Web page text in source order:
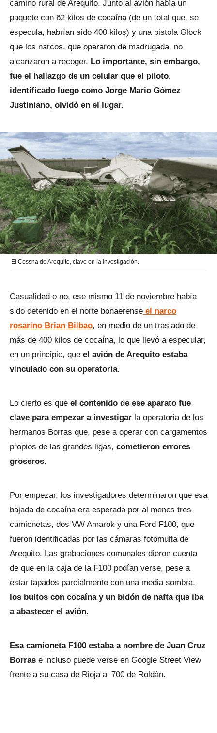
camino rural de Arequito. Junto al avión había un
paquete con 62 kilos de cocaína (de un total que, se
especula, habrían sido 400 kilos) y una pistola Glock
que los narcos, que operaron de madrugada, no
alcanzaron a recoger. Lo importante, sin embargo,
fue el hallazgo de un celular que el piloto,
identificado luego como Jorge Mario Gómez
Justiniano, olvidó en el lugar.
El Cessna de Arequito, clave en la investigación.
Casualidad o no, ese mismo 11 de noviembre había
sido detenido en el norte bonaerense el narco
rosarino Brian Bilbao, en medio de un traslado de
más de 400 kilos de cocaína, lo que llevó a especular,
en un principio, que el avión de Arequito estaba
vinculado con su operatoria.
Lo cierto es que el contenido de ese aparato fue
clave para empezar a investigar la operatoria de los
hermanos Borras que, pese a operar con cargamentos
propios de las grandes ligas, cometieron errores
groseros.
Por empezar, los investigadores determinaron que esa
bajada de cocaína era esperada por al menos tres
camionetas, dos VW Amarok y una Ford F100, que
fueron identificadas por las cámaras fotomulta de
Arequito. Las grabaciones comunales dieron cuenta
de que en la caja de la F100 podían verse, pese a
estar tapados parcialmente con una media sombra,
los bultos con cocaína y un bidón de nafta que iba
a abastecer el avión.
Esa camioneta F100 estaba a nombre de Juan Cruz
Borras e incluso puede verse en Google Street View
frente a su casa de Rioja al 700 de Roldán.